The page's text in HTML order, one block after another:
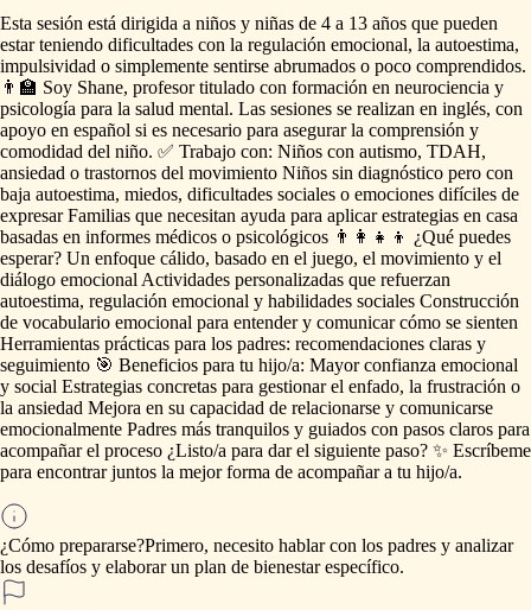
Esta sesión está dirigida a niños y niñas de 4 a 13 años que pueden
estar teniendo dificultades con la regulación emocional, la autoestima,
impulsividad o simplemente sentirse abrumados o poco comprendidos.
👨‍🏫 Soy Shane, profesor titulado con formación en neurociencia y
psicología para la salud mental. Las sesiones se realizan en inglés, con
apoyo en español si es necesario para asegurar la comprensión y
comodidad del niño. ✅ Trabajo con: Niños con autismo, TDAH,
ansiedad o trastornos del movimiento Niños sin diagnóstico pero con
baja autoestima, miedos, dificultades sociales o emociones difíciles de
expresar Familias que necesitan ayuda para aplicar estrategias en casa
basadas en informes médicos o psicológicos 👨‍👩‍👧‍👦 ¿Qué puedes
esperar? Un enfoque cálido, basado en el juego, el movimiento y el
diálogo emocionalActividades personalizadas que refuerzan
autoestima, regulación emocional y habilidades sociales Construcción
de vocabulario emocional para entender y comunicar cómo se sienten
Herramientas prácticas para los padres: recomendaciones claras y
seguimiento 🎯 Beneficios para tu hijo​/​a: Mayor confianza emocional
y social Estrategias concretas para gestionar el enfado, la frustración o
la ansiedad Mejora en su capacidad de relacionarse y comunicarse
emocionalmente Padres más tranquilos y guiados con pasos claros para
acompañar el proceso ¿Listo​/​a para dar el siguiente paso? ✨ Escríbeme
para encontrar juntos la mejor forma de acompañar a tu hijo​/​a.
¿Cómo prepararse?Primero, necesito hablar con los padres y analizar
los desafíos y elaborar un plan de bienestar específico.